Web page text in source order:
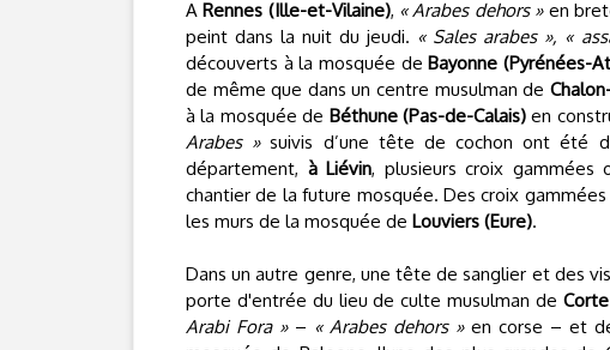
ARennes (Ille-et-Vilaine), « Arabes dehors »en
peint dans la nuit du jeudi. « Sales arabes », «
découverts à la mosquée deBayonne (Pyrénées-
de même que dans un centre musulman de
à la mosquée de Béthune (Pas-de-Calais) en
Arabes »suivis d’une tête de cochon ont été
département, à Liévin, plusieurs croix
chantier de la future mosquée. Des croix
les murs de la mosquée de Louviers (Eure).
Dans un autre genre, une tête de sanglier et des
porte d'entrée du lieu de culte musulman de
Arabi Fora »– « Arabes dehors »en corse – et